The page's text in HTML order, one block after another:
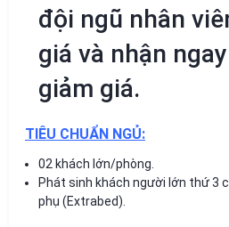
đội ngũ nhân
giá và nhận
giảm giá.
TIÊU CHUẨN NGỦ:
02 khách lớn/phòng.
Phát sinh khách người lớn thứ 3
phụ (Extrabed).